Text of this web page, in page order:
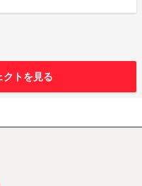
クトを見る